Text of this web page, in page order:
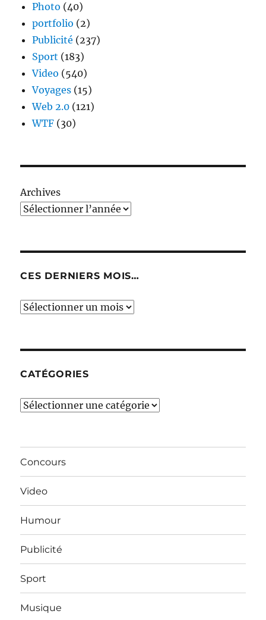
Photo (40)
portfolio (2)
Publicité (237)
Sport (183)
Video (540)
Voyages (15)
Web 2.0 (121)
WTF (30)
Archives
CES DERNIERS MOIS…
Ces
CATÉGORIES
Catégories
Concours
Video
Humour
Publicité
Sport
Musique